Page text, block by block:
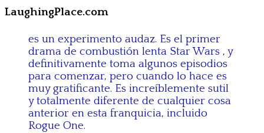
LaughingPlace.com
es un experimento audaz. Es el primer
drama de combustión lenta Star Wars , y
definitivamente toma algunos episodios
para comenzar, pero cuando lo hace es
muy gratificante. Es increíblemente sutil
y totalmente diferente de cualquier cosa
anterior en esta franquicia, incluido
Rogue One.